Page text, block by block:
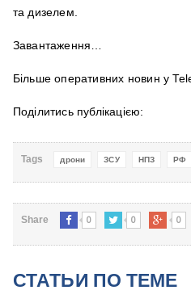
та дизелем.
Завантаження…
Більше оперативних новин у
Поділитись публікацією:
Tags дрони ЗСУ НПЗ РФ
Share 0 0 0
СТАТЬИ ПО ТЕМЕ